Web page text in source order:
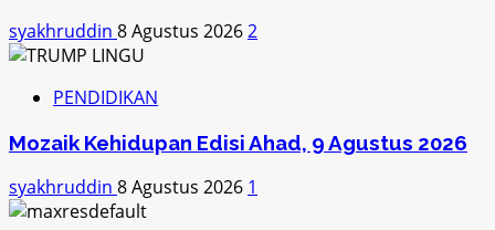
syakhruddin 8 Agustus 20262
PENDIDIKAN
Mozaik Kehidupan Edisi Ahad, 9 Agustus 2026
syakhruddin 8 Agustus 2026 1